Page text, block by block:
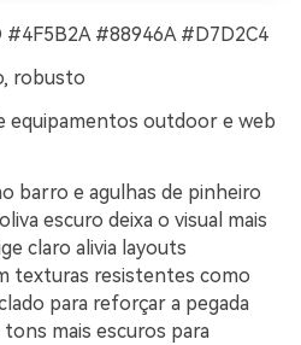
#88946A #D7D2C4
robusto
equipamentos outdoor e web
barro e agulhas de pinheiro
escuro deixa o visual mais
claro alivia layouts
texturas resistentes como
para reforçar a pegada
mais escuros para